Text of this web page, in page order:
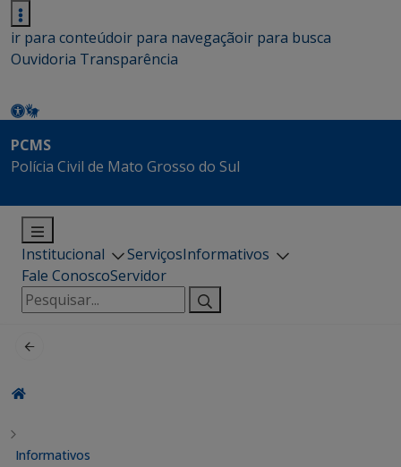
ir para conteúdoir para navegaçãoir para busca
Ouvidoria Transparência
PCMS
Polícia Civil de Mato Grosso do Sul
Institucional ServiçosInformativos
Fale ConoscoServidor
Pesquisar
por:
Informativos